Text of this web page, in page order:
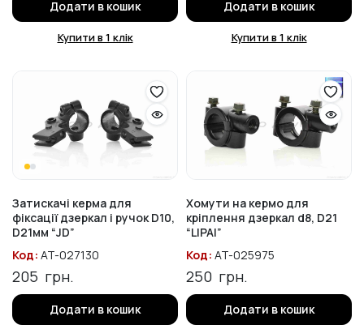
Додати в кошик
Купити в 1 клік
Додати в кошик
Купити в 1 клік
Затискачі керма для
фіксації дзеркал і ручок D10,
D21мм “JD”
Код: AT-027130
205 грн.
Додати в кошик
Хомути на кермо для
кріплення дзеркал d8, D21
“LIPAI”
Код: AT-025975
250 грн.
Додати в кошик